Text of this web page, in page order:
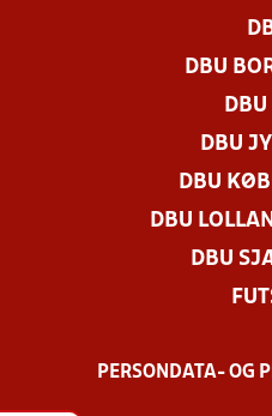
DBU
DBU
DBU
DBU
DBU
DBU
PERSONDATA- OG